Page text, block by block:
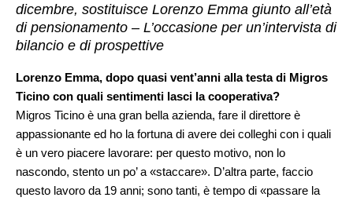
dicembre, sostituisce Lorenzo Emma giunto all’età
di pensionamento – L’occasione per un’intervista di
bilancio e di prospettive
Lorenzo Emma, dopo quasi vent’anni alla testa di Migros
Ticino con quali sentimenti lasci la cooperativa?
Migros Ticino è una gran bella azienda, fare il direttore è
appassionante ed ho la fortuna di avere dei colleghi con i quali
è un vero piacere lavorare: per questo motivo, non lo
nascondo, stento un po’ a «staccare». D’altra parte, faccio
questo lavoro da 19 anni; sono tanti, è tempo di «passare la